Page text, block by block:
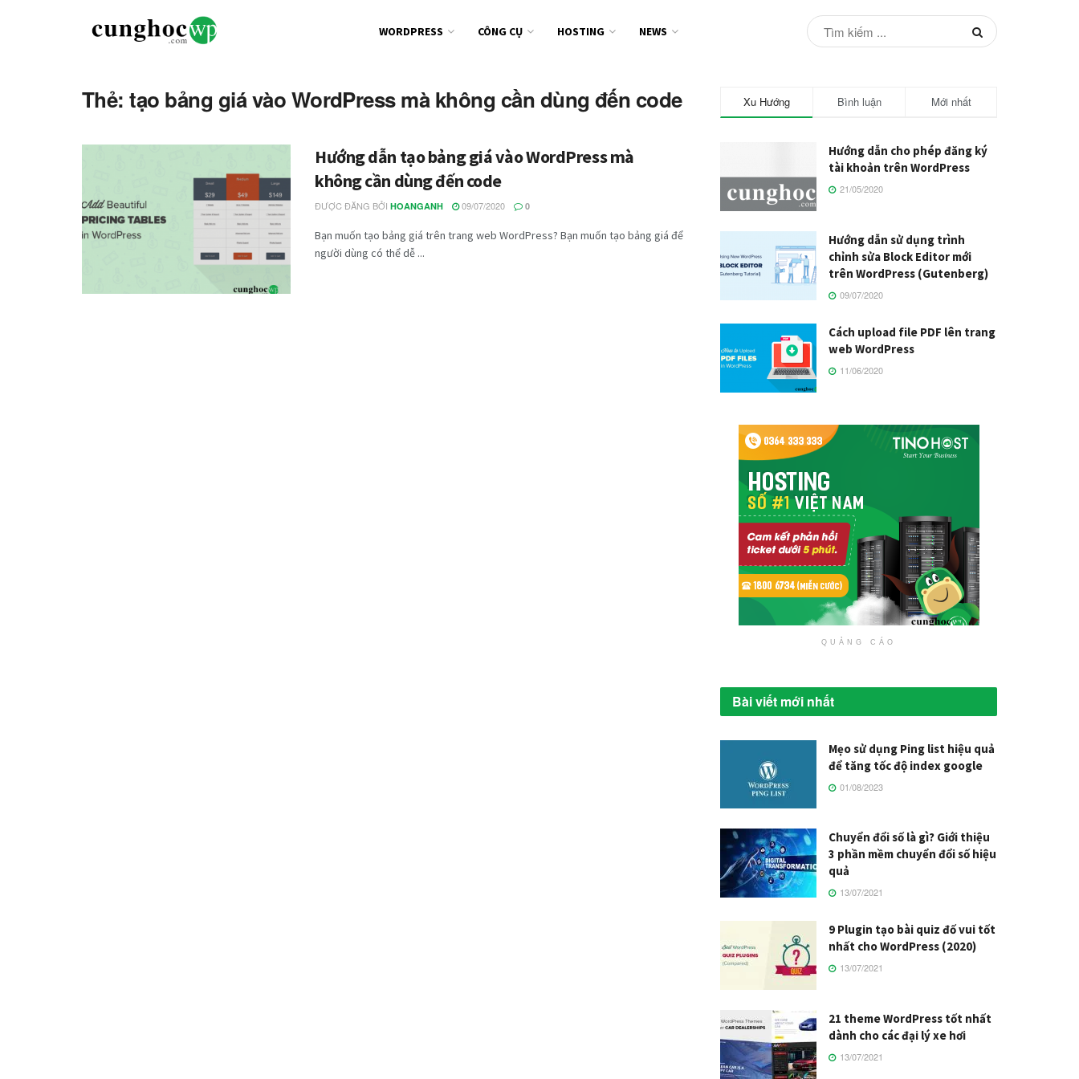
WORDPRESS CÔNG CỤ HOSTING NEWS
Thẻ: tạo bảng giá vào WordPress mà không cần dùng đến code
Hướng dẫn tạo bảng giá vào WordPress mà
không cần dùng đến code
ĐƯỢC ĐĂNG BỞI HOANGANH 09/07/2020 0
Bạn muốn tạo bảng giá trên trang web WordPress? Bạn muốn tạo bảng giá để
người dùng có thể dễ ...
Xu Hướng Bình luận Mới nhất
Hướng dẫn cho phép đăng ký
tài khoản trên WordPress
21/05/2020
Hướng dẫn sử dụng trình
chỉnh sửa Block Editor mới
trên WordPress (Gutenberg)
09/07/2020
Cách upload file PDF lên trang
web WordPress
11/06/2020
QUẢNG CÁO
Bài viết mới nhất
Mẹo sử dụng Ping list hiệu quả
để tăng tốc độ index google
01/08/2023
Chuyển đổi số là gì? Giới thiệu
3 phần mềm chuyển đổi số hiệu
quả
13/07/2021
9 Plugin tạo bài quiz đố vui tốt
nhất cho WordPress (2020)
13/07/2021
21 theme WordPress tốt nhất
dành cho các đại lý xe hơi
13/07/2021